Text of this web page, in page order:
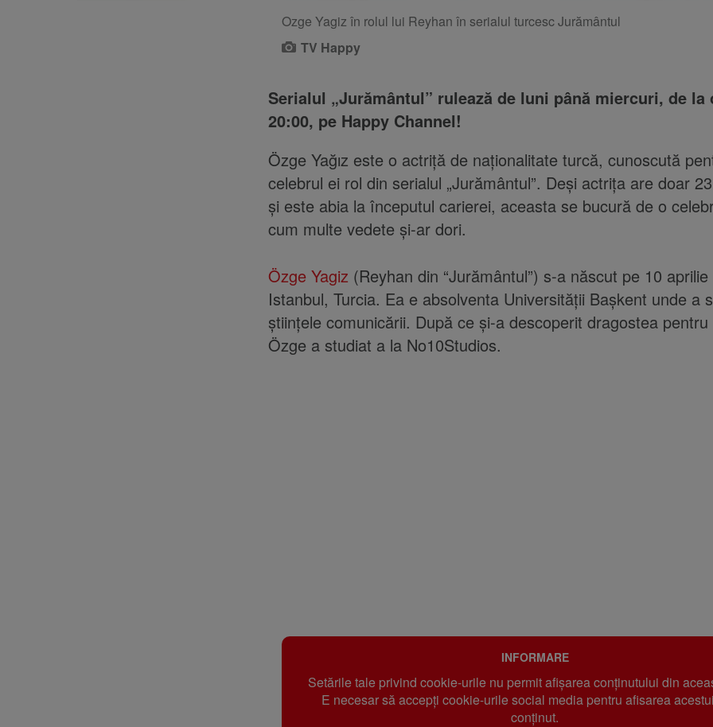
Ozge Yagiz în rolul lui Reyhan în serialul turcesc Jurământul
TV Happy
Serialul „Jurământul” rulează de luni până miercuri, de la
20:00, pe Happy Channel!
Özge Yağız este o actriță de naționalitate turcă, cunoscută
celebrul ei rol din serialul „Jurământul”. Deși actrița are doar
și este abia la începutul carierei, aceasta se bucură de o
cum multe vedete și-ar dori.
Özge Yagiz (Reyhan din “Jurământul”) s-a născut pe 10
Istanbul, Turcia. Ea e absolventa Universității Başkent unde a
științele comunicării. După ce și-a descoperit dragostea
Özge a studiat a la No10Studios.
INFORMARE
Setările tale privind cookie-urile nu permit afișarea conținutului din
E necesar să accepți cookie-urile social media pentru afisarea
conținut.